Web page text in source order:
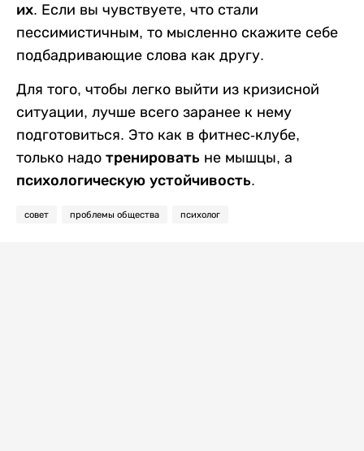
их. Если вы чувствуете, что стали
пессимистичным, то мысленно скажите себе
подбадривающие слова как другу.
Для того, чтобы легко выйти из кризисной
ситуации, лучше всего заранее к нему
подготовиться. Это как в фитнес-клубе,
только надо тренировать не мышцы, а
психологическую устойчивость.
совет проблемы общества психолог